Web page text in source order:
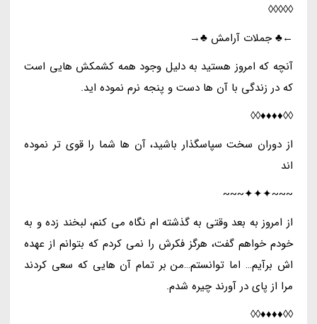
◊◊◊◊◊
←♣ جملات آرامش ♣→
آنچه که امروز هستید به دلیل وجود همه کشمکش هایی است
که در زندگی با آن ها دست و پنجه نرم نموده اید.
◊◊♦♦♦♦◊◊
از دوران سخت سپاسگذار باشید، آن ها شما را قوی تر نموده
اند
~~~✦✦✦~~~
از امروز به بعد وقتی به گذشته ام نگاه می کنم، لبخند زده و به
خودم خواهم گفت، هرگز فکرش را نمی کردم که بتوانم از عهده
اش برآیم… اما توانستم…من بر تمام آن هایی که سعی کردند
مرا از پای در آورند چیره شدم.
◊◊♦♦♦♦◊◊